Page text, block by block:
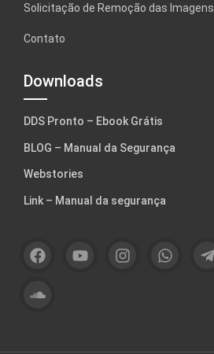
Solicitação de Remoção das Imagens
Contato
Downloads
DDS Pronto – Ebook Grátis
BLOG – Manual da Segurança
Webstories
Link – Manual da segurança